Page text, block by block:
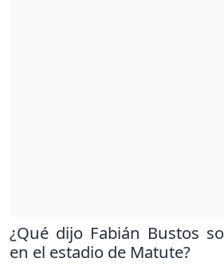
¿Qué dijo Fabián Bustos
en el estadio de Matute?